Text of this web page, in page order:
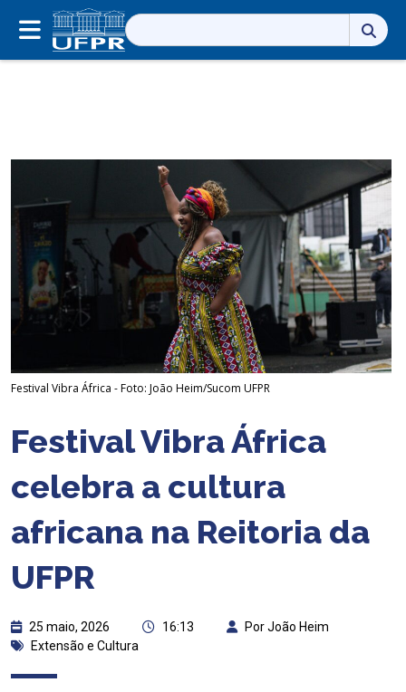
Pesquisar
por:
Festival Vibra África - Foto: João Heim/Sucom UFPR
Festival Vibra África
celebra a cultura
africana na Reitoria da
UFPR
25 maio, 2026 16:13
Por João Heim
Extensão e Cultura